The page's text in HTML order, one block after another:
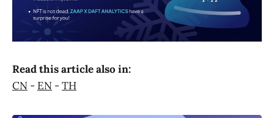
Read this article also in:
CN - EN -TH